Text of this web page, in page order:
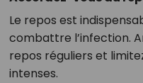
Le repos est
combattre l’infection.
repos réguliers et
intenses.